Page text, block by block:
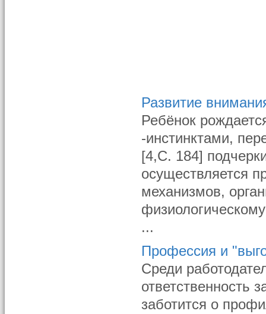
Развитие
Ребёнок
-инстинктами,
[4,С. 184]
осуществляется
механизмов,
...
Профессия и
Среди
ответственность
заботится о